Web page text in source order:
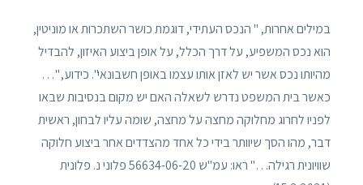
במילים אחרות, " הנכס העתידי, דוגמת כושר השתכרות או מוניטין,
הוא נכס המשפיע, על דרך הכלל, על אופן ביצוע האיזון, להבדיל
מהיותו נכס אשר יש לאזן אותו עצמו באופן חשבונאי". כידוע, "…
כאשר בית המשפט נדרש לשאלה האם יש מקום בנסיבות שבאו
לפניו לחרוג מחלוקה מחצה על מחצה, שומה עליו לבחון, ראשית
דבר, מהו הסך שיוותר בידי כל אחד מהצדדים אחר ביצוע חלוקה
שוויונית רגילה…" ראו: עמ"ש 56634-06-20 פלוני נ. פלונית